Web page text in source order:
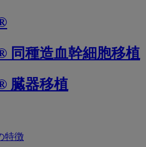
同種造血幹細胞移植
臓器移植
特徴